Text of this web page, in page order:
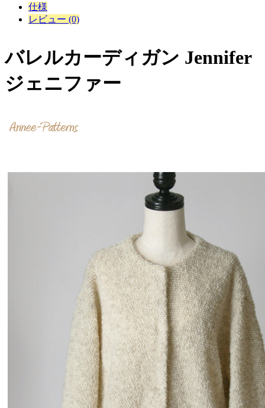
仕様
レビュー (0)
バレルカーディガン Jennifer
ジェニファー